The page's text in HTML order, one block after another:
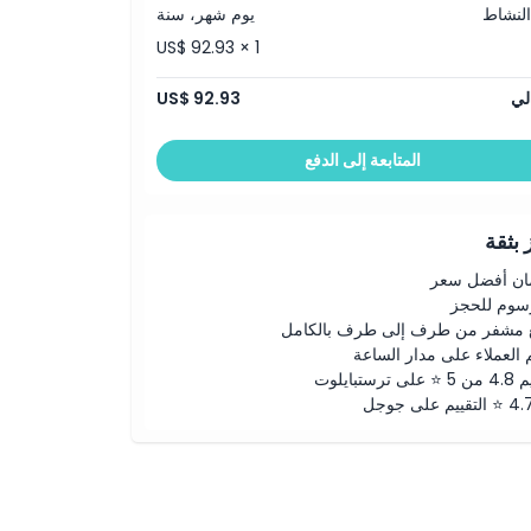
يوم شهر، سنة
US$ 92.93 × 1
US$ 92.93
المتابعة إلى الدفع
بثقة
أفضل سعر
للحجز
مشفر من طرف إلى طرف بالكامل
العملاء على مدار الساعة
على جوجل